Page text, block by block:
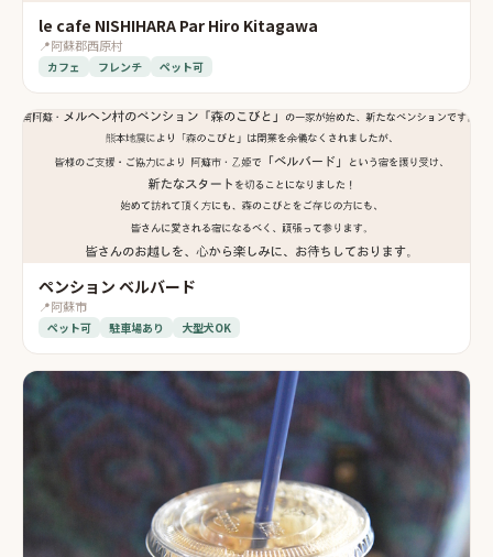
le cafe NISHIHARA Par Hiro Kitagawa
📍阿蘇郡西原村
カフェ フレンチ ペット可
ペンション ベルバード
📍阿蘇市
ペット可 駐車場あり 大型犬OK